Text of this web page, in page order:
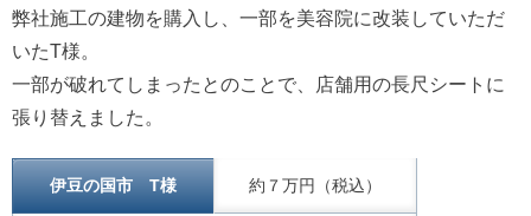
弊社施工の建物を購入し、一部を美容院に改装していただ
いたT様。
一部が破れてしまったとのことで、店舗用の長尺シートに
張り替えました。
伊豆の国市 T様 約７万円（税込）